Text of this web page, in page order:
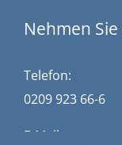
Nehmen
Telefon:
0209 923 66-6
E-Mail: